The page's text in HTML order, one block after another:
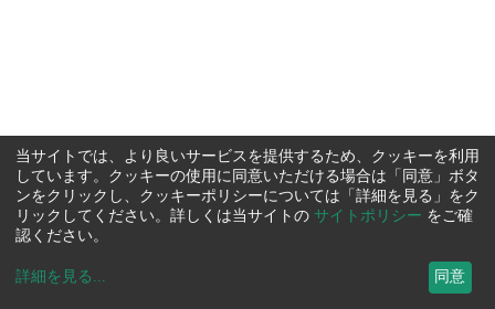
当サイトでは、より良いサービスを提供するため、クッキーを利用
しています。クッキーの使用に同意いただける場合は「同意」ボタ
ンをクリックし、クッキーポリシーについては「詳細を見る」をク
リックしてください。詳しくは当サイトの サイトポリシー をご確
認ください。
詳細を見る ... 同意